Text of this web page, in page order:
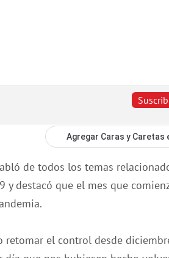
Agregar Caras y Caretas
de todos los temas
destacó que el mes que
retomar el control desde